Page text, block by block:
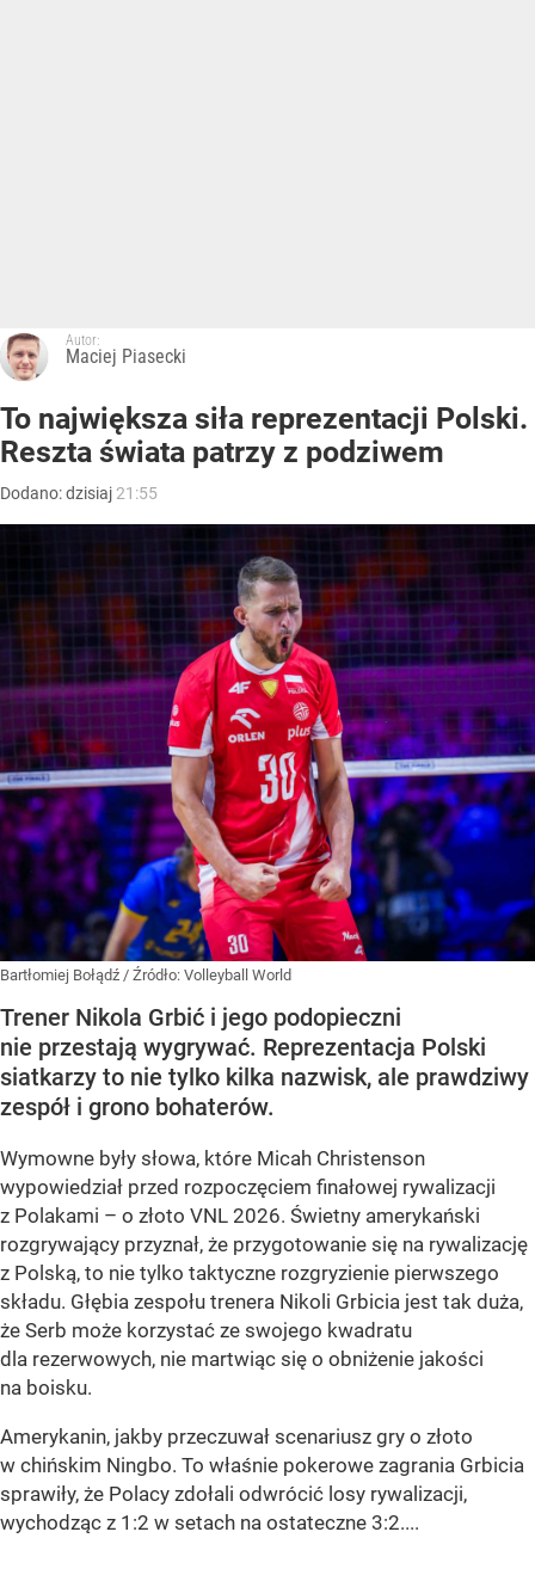
Autor:
Maciej Piasecki
To największa siła reprezentacji Polski.
Reszta świata patrzy z podziwem
Dodano:dzisiaj 21:55
Bartłomiej Bołądź / Źródło: Volleyball World
Trener Nikola Grbić i jego podopieczni
nie przestają wygrywać. Reprezentacja Polski
siatkarzy to nie tylko kilka nazwisk, ale prawdziwy
zespół i grono bohaterów.
Wymowne były słowa, które Micah Christenson
wypowiedział przed rozpoczęciem finałowej rywalizacji
z Polakami – o złoto VNL 2026. Świetny amerykański
rozgrywający przyznał, że przygotowanie się na rywalizację
z Polską, to nie tylko taktyczne rozgryzienie pierwszego
składu. Głębia zespołu trenera Nikoli Grbicia jest tak duża,
że Serb może korzystać ze swojego kwadratu
dla rezerwowych, nie martwiąc się o obniżenie jakości
na boisku.
Amerykanin, jakby przeczuwał scenariusz gry o złoto
w chińskim Ningbo. To właśnie pokerowe zagrania Grbicia
sprawiły, że Polacy zdołali odwrócić losy rywalizacji,
wychodząc z 1:2 w setach na ostateczne 3:2....